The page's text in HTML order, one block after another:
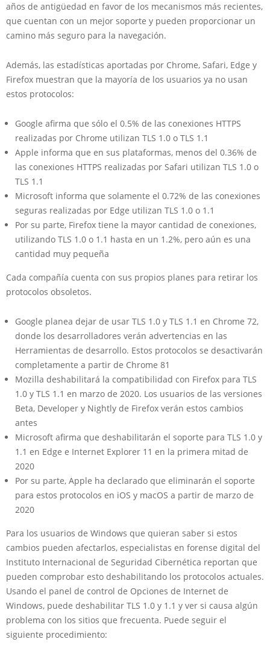
años de antigüedad en favor de los mecanismos más recientes,
que cuentan con un mejor soporte y pueden proporcionar un
camino más seguro para la navegación.
Además, las estadísticas aportadas por Chrome, Safari, Edge y
Firefox muestran que la mayoría de los usuarios ya no usan
estos protocolos:
Google afirma que sólo el 0.5% de las conexiones HTTPS
realizadas por Chrome utilizan TLS 1.0 o TLS 1.1
Apple informa que en sus plataformas, menos del 0.36% de
las conexiones HTTPS realizadas por Safari utilizan TLS 1.0 o
TLS 1.1
Microsoft informa que solamente el 0.72% de las conexiones
seguras realizadas por Edge utilizan TLS 1.0 o 1.1
Por su parte, Firefox tiene la mayor cantidad de conexiones,
utilizando TLS 1.0 o 1.1 hasta en un 1.2%, pero aún es una
cantidad muy pequeña
Cada compañía cuenta con sus propios planes para retirar los
protocolos obsoletos.
Google planea dejar de usar TLS 1.0 y TLS 1.1 en Chrome 72,
donde los desarrolladores verán advertencias en las
Herramientas de desarrollo. Estos protocolos se desactivarán
completamente a partir de Chrome 81
Mozilla deshabilitará la compatibilidad con Firefox para TLS
1.0 y TLS 1.1 en marzo de 2020. Los usuarios de las versiones
Beta, Developer y Nightly de Firefox verán estos cambios
antes
Microsoft afirma que deshabilitarán el soporte para TLS 1.0 y
1.1 en Edge e Internet Explorer 11 en la primera mitad de
2020
Por su parte, Apple ha declarado que eliminarán el soporte
para estos protocolos en iOS y macOS a partir de marzo de
2020
Para los usuarios de Windows que quieran saber si estos
cambios pueden afectarlos, especialistas en forense digital del
Instituto Internacional de Seguridad Cibernética reportan que
pueden comprobar esto deshabilitando los protocolos actuales.
Usando el panel de control de Opciones de Internet de
Windows, puede deshabilitar TLS 1.0 y 1.1 y ver si causa algún
problema con los sitios que frecuenta. Puede seguir el
siguiente procedimiento: